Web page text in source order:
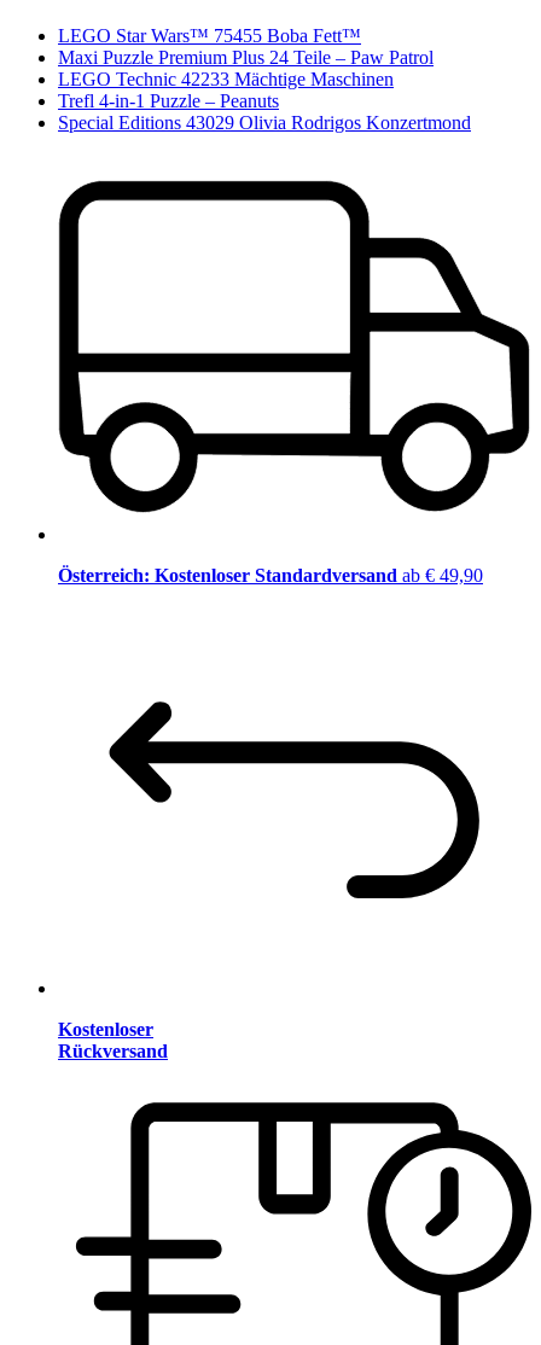
LEGO Star Wars™ 75455 Boba Fett™
Maxi Puzzle Premium Plus 24 Teile – Paw Patrol
LEGO Technic 42233 Mächtige Maschinen
Trefl 4-in-1 Puzzle – Peanuts
Special Editions 43029 Olivia Rodrigos Konzertmond
Österreich: Kostenloser Standardversand ab € 49,90
Kostenloser
Rückversand